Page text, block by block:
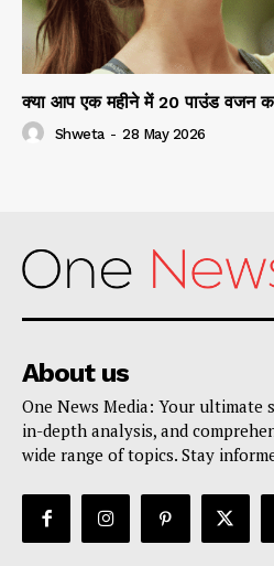
क्या आप एक महीने में 20 पाउंड वजन
Shweta - 28 May 2026
About us
One News Media: Your ultimate
in-depth analysis, and
wide range of topics. Stay